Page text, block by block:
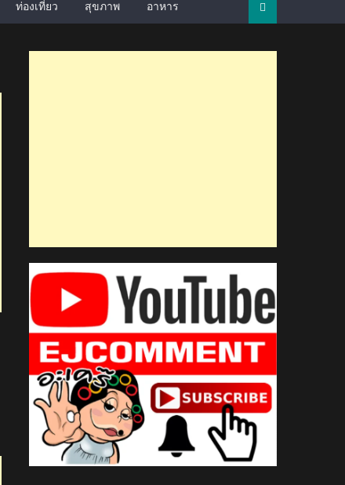
ท่องเที่ยว สุขภาพ อาหาร